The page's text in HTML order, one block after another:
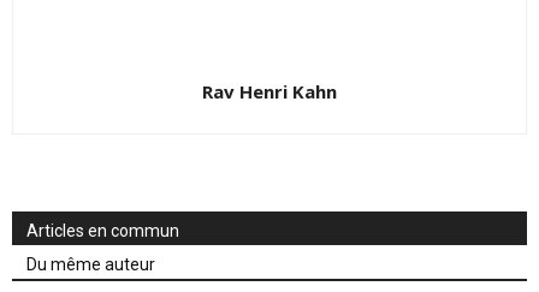
Rav Henri Kahn
Articles en commun
Du même auteur